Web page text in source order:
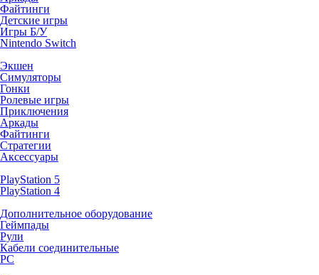
Файтинги
Детские игры
Игры Б/У
Nintendo Switch
Экшен
Симуляторы
Гонки
Ролевые игры
Приключения
Аркады
Файтинги
Стратегии
Аксессуары
PlayStation 5
PlayStation 4
Дополнительное оборудование
Геймпады
Рули
Кабели соединительные
PC